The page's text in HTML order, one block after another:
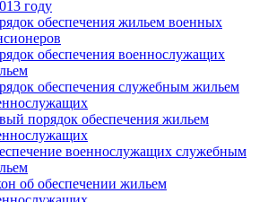
году
обеспечения жильем военных
обеспечения военнослужащих
обеспечения служебным жильем
порядок обеспечения жильем
военнослужащих служебным
об обеспечении жильем